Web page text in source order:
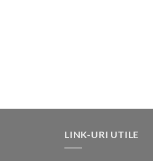
LINK-URI UTILE